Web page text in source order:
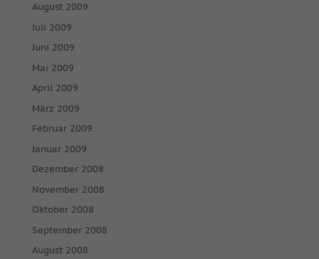
August 2009
Juli 2009
Juni 2009
Mai 2009
April 2009
März 2009
Februar 2009
Januar 2009
Dezember 2008
November 2008
Oktober 2008
September 2008
August 2008